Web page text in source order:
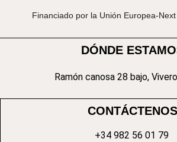
Financiado por la Unión Europea-
DÓNDE
Ramón canosa 28 bajo,
CONTÁCTENOS
+34 982 56 01 79